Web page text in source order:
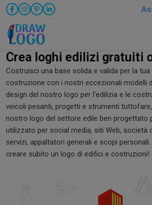
Crea loghi edilizi gratuiti
Costruisci una base solida e valida per la
costruzione con i nostri eccezionali modelli
design del nostro logo per l'edilizia e le
veicoli pesanti, progetti e strumenti
nostro logo del settore edile ben progettato
utilizzato per social media, siti Web, società
servizi, appaltatori generali e scopi personali.
creare subito un logo di edifici e costruzioni!